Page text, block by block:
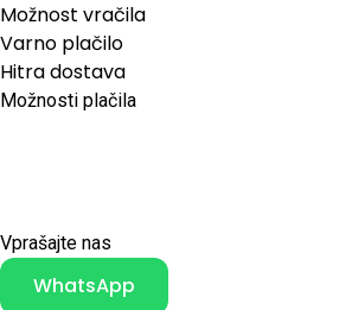
Možnost vračila
Varno plačilo
Hitra dostava
Možnosti plačila
Vprašajte nas
WhatsApp